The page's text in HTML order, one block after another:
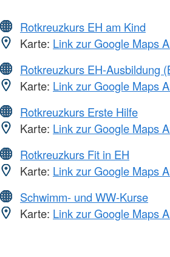
Rotkreuzkurs EH am Kind
Karte: Link zur Google Maps
Rotkreuzkurs EH-Ausbildung
Karte: Link zur Google Maps
Rotkreuzkurs Erste Hilfe
Karte: Link zur Google Maps
Rotkreuzkurs Fit in EH
Karte: Link zur Google Maps
Schwimm- und WW-Kurse
Karte: Link zur Google Maps